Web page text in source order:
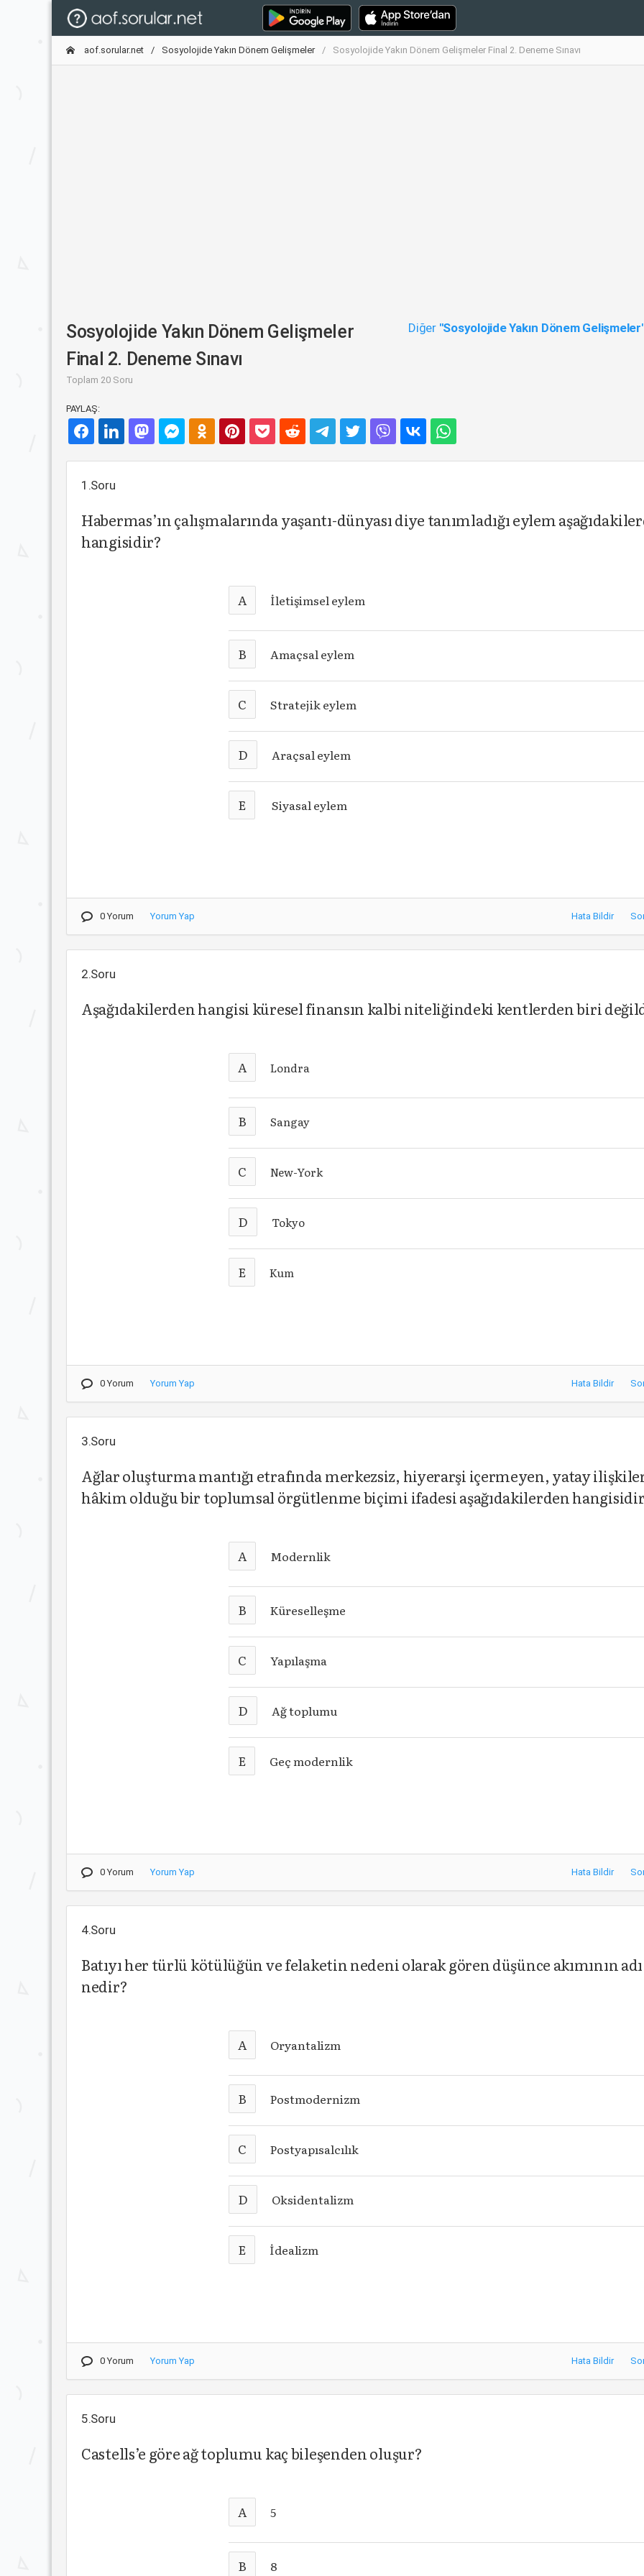
aof.sorular.net Sosyolojide Yakın Dönem Gelişmeler Sosyolojide Yakın Dönem Gelişmeler Final 2. Deneme Sınavı
Sosyolojide Yakın Dönem Gelişmeler
Final 2. Deneme Sınavı
Toplam 20 Soru
Diğer "Sosyolojide Yakın Dönem
PAYLAŞ:
1.Soru
Habermas’ın çalışmalarında yaşantı-dünyası diye tanımladığı eylem
hangisidir?
A İletişimsel eylem
B Amaçsal eylem
C Stratejik eylem
D Araçsal eylem
E Siyasal eylem
0 Yorum Yorum Yap Hata Bildir
2.Soru
Aşağıdakilerden hangisi küresel finansın kalbi niteliğindeki kentlerden biri
A Londra
B Sangay
C New-York
D Tokyo
E Kum
0 Yorum Yorum Yap Hata Bildir
3.Soru
Ağlar oluşturma mantığı etrafında merkezsiz, hiyerarşi içermeyen, yatay
hâkim olduğu bir toplumsal örgütlenme biçimi ifadesi aşağıdakilerden
A Modernlik
B Küreselleşme
C Yapılaşma
D Ağ toplumu
E Geç modernlik
0 Yorum Yorum Yap Hata Bildir
4.Soru
Batıyı her türlü kötülüğün ve felaketin nedeni olarak gören düşünce akımının adı
nedir?
A Oryantalizm
B Postmodernizm
C Postyapısalcılık
D Oksidentalizm
E İdealizm
0 Yorum Yorum Yap Hata Bildir
5.Soru
Castells’e göre ağ toplumu kaç bileşenden oluşur?
A 5
B 8